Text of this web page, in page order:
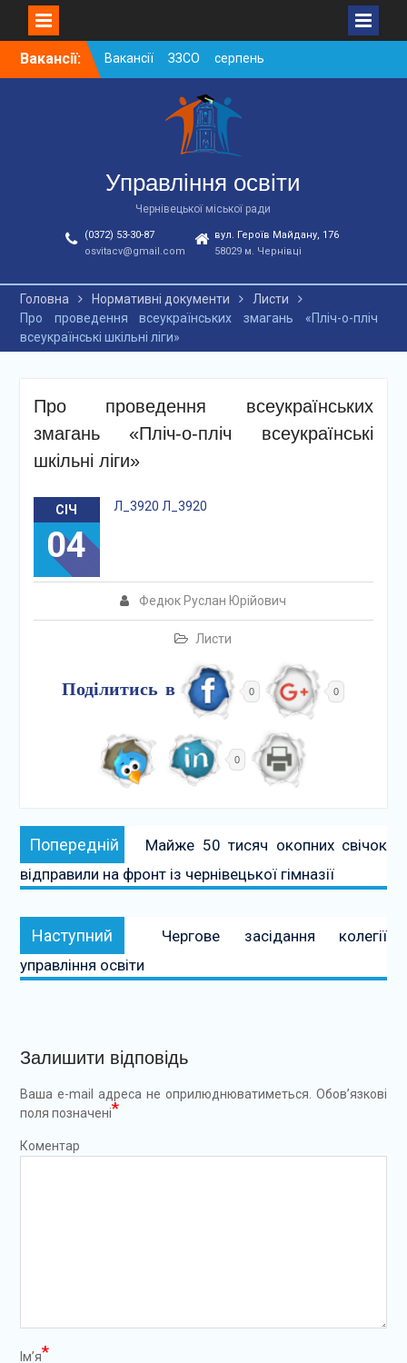
SkipВакансії:
Вакансії ЗЗСО серпень
2026
Вакансії ЗЗСО червень
Вакансії у ЗДО та
дошкільних підрозділах
ЗЗСО станом на
01.08.2026 р.
Управління освіти
Чернівецької міської ради
(0372) 53-30-87
osvitacv@gmail.com
вул. Героїв Майдану, 176
58029 м. Чернівці
Головна Нормативні документи
Листи
Про проведення всеукраїнських змагань «Пліч-о-пліч
всеукраїнські шкільні ліги»
Про проведення всеукраїнських
змагань «Пліч-о-пліч всеукраїнські
шкільні ліги»
СІЧ
04
Федюк Руслан Юрійович
Листи
Л_3920 Л_3920
Поділитись в 0 0
0
Навігація
записів
Попередній Попередній:
Майже 50 тисяч окопних свічок
відправили на фронт із чернівецької гімназії
Наступний Наступний:
Чергове засідання колегії
управління освіти
Залишити відповідь
Ваша e-mail адреса не оприлюднюватиметься. Обов’язкові
поля позначені*
Коментар
Ім’я*